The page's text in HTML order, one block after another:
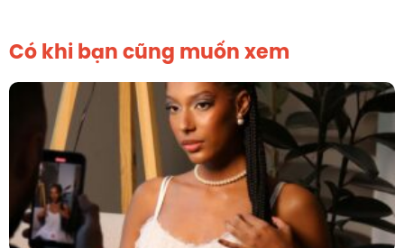
Có khi bạn cũng muốn xem